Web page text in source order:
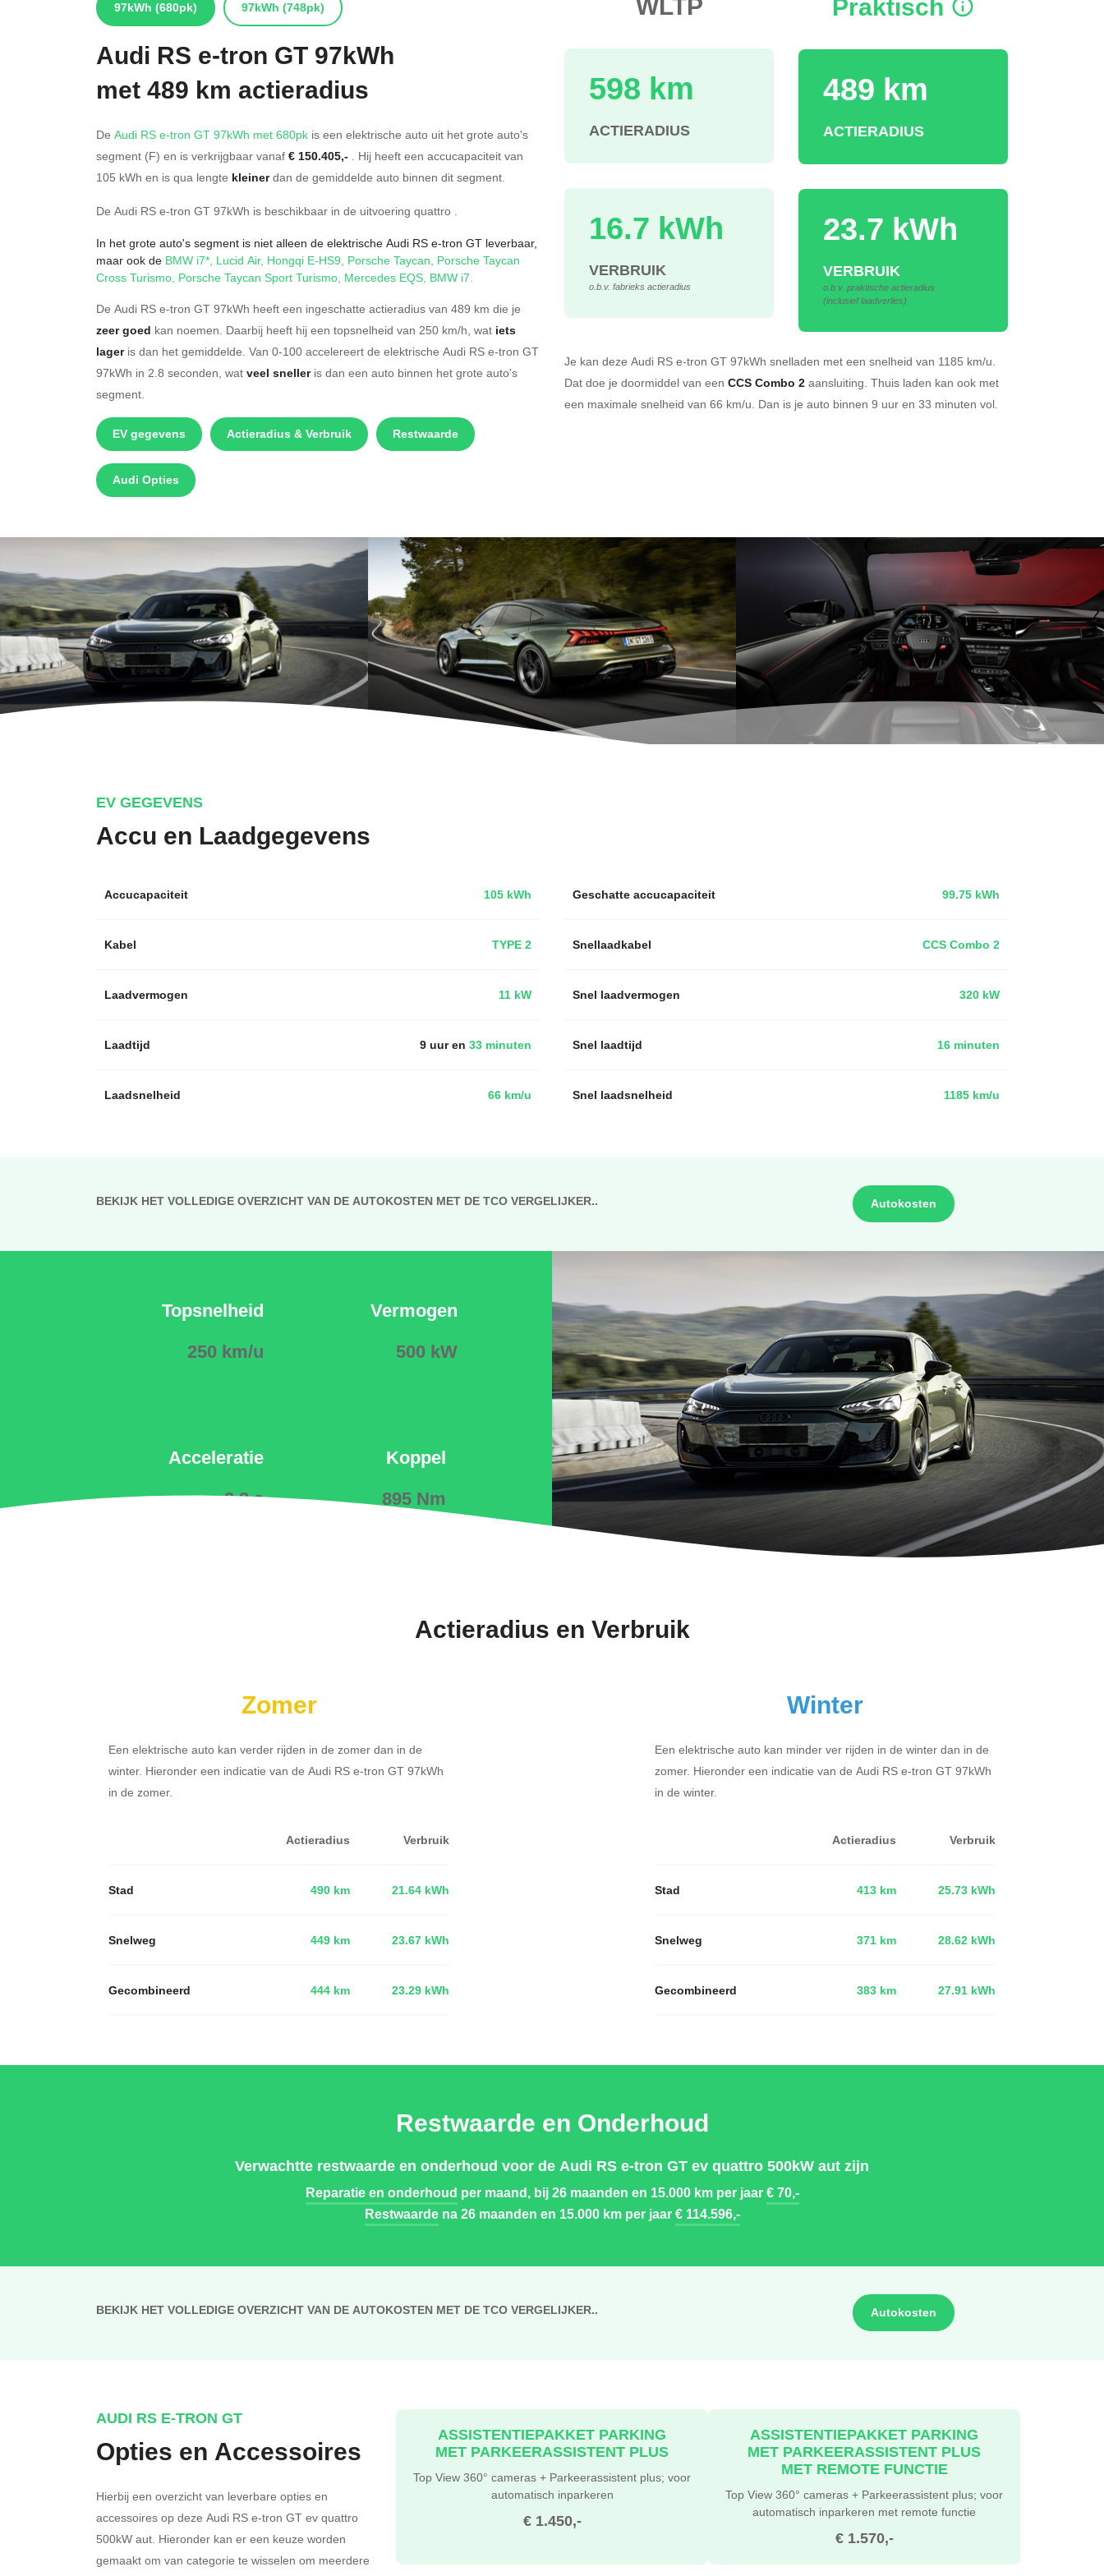
97kWh (680pk) 97kWh (748pk)
Audi RS e-tron GT 97kWh
met 489 km actieradius
De Audi RS e-tron GT 97kWh met 680pk is een elektrische auto uit het grote auto's
segment (F) en is verkrijgbaar vanaf € 150.405,- . Hij heeft een accucapaciteit van
105 kWh en is qua lengte kleinerdan de gemiddelde auto binnen dit segment.
De Audi RS e-tron GT 97kWh is beschikbaar in de uitvoering quattro .
In het grote auto's segment is niet alleen de elektrische Audi RS e-tron GT leverbaar,
maar ook de BMW i7*, Lucid Air, Hongqi E-HS9, Porsche Taycan, Porsche Taycan
Cross Turismo, Porsche Taycan Sport Turismo, Mercedes EQS, BMW i7.
De Audi RS e-tron GT 97kWh heeft een ingeschatte actieradius van 489 km die je
zeer goed kan noemen. Daarbij heeft hij een topsnelheid van 250 km/h, wat iets
lageris dan het gemiddelde. Van 0-100 accelereert de elektrische Audi RS e-tron GT
97kWh in 2.8 seconden, wat veel snelleris dan een auto binnen het grote auto's
segment.
EV gegevens Actieradius & Verbruik Restwaarde
Audi Opties
598 km
ACTIERADIUS
16.7 kWh
VERBRUIK
o.b.v. fabrieks actieradius
Praktisch
489 km
ACTIERADIUS
23.7 kWh
VERBRUIK
o.b.v. praktische actieradius
(inclusief laadverlies)
Je kan deze Audi RS e-tron GT 97kWh snelladen met een snelheid van 1185 km/u.
Dat doe je doormiddel van een CCS Combo 2 aansluiting. Thuis laden kan ook met
een maximale snelheid van 66 km/u. Dan is je auto binnen 9 uur en 33 minuten vol.
EV GEGEVENS
Accu en Laadgegevens
Accucapaciteit 105 kWh
Kabel TYPE 2
Laadvermogen 11 kW
Laadtijd 9 uur en 33 minuten
Laadsnelheid 66 km/u
99.75 kWh
Geschatte accucapaciteit
Snellaadkabel CCS Combo 2
Snel laadvermogen 320 kW
Snel laadtijd 16 minuten
Snel laadsnelheid 1185 km/u
BEKIJK HET VOLLEDIGE OVERZICHT VAN DE AUTOKOSTEN MET DE TCO VERGELIJKER.. Autokosten
Topsnelheid
250 km/u
Acceleratie
2.8 s
Vermogen
500 kW
Koppel
895 Nm
Actieradius en Verbruik
Zomer
Een elektrische auto kan verder rijden in de zomer dan in de
winter. Hieronder een indicatie van de Audi RS e-tron GT 97kWh
in de zomer.
Actieradius Verbruik
Stad 490 km 21.64 kWh
Snelweg 449 km 23.67 kWh
Gecombineerd 444 km 23.29 kWh
Winter
Een elektrische auto kan minder ver rijden in de winter dan in de
zomer. Hieronder een indicatie van de Audi RS e-tron GT 97kWh
in de winter.
Actieradius Verbruik
Stad 413 km 25.73 kWh
Snelweg 371 km 28.62 kWh
Gecombineerd 383 km 27.91 kWh
Restwaarde en Onderhoud
Verwachtte restwaarde en onderhoud voor de Audi RS e-tron GT ev quattro 500kW aut zijn
Reparatie en onderhoud per maand, bij 26 maanden en 15.000 km per jaar€ 70,-
Restwaardena 26 maanden en 15.000 km per jaar€ 114.596,-
BEKIJK HET VOLLEDIGE OVERZICHT VAN DE AUTOKOSTEN MET DE TCO VERGELIJKER.. Autokosten
AUDI RS E-TRON GT
Opties en Accessoires
Hierbij een overzicht van leverbare opties en
accessoires op deze Audi RS e-tron GT ev quattro
500kW aut. Hieronder kan er een keuze worden
gemaakt om van categorie te wisselen om meerdere
€ 1.450,-
ASSISTENTIEPAKKET PARKING
MET PARKEERASSISTENT PLUS
Top View 360° cameras + Parkeerassistent plus; voor
automatisch inparkeren
€ 1.570,-
ASSISTENTIEPAKKET PARKING
MET PARKEERASSISTENT PLUS
MET REMOTE FUNCTIE
Top View 360° cameras + Parkeerassistent plus; voor
automatisch inparkeren met remote functie